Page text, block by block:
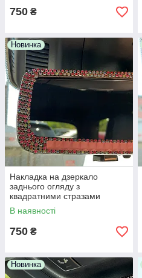
750 ₴
Новинка
Накладка на дзеркало
заднього огляду з
квадратними стразами
В наявності
750 ₴
Новинка